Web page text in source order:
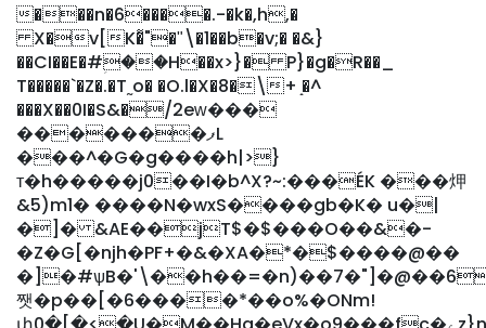
���n�6����.-�k�,h,�
X�v[K�͌"�ʺ\�1��b�v;� �&}
��CI��E�#ؚ��H��x>}� P}�g�R��_
T�����`�Z�.�T˷o� �O.l�X�8�\+ ̝�^
���X��0I�S&�/2eԝ���
�������ފL
���^�G�g����h|>}
т�h�����j0��I�b^X?~:���ÉK ���炠
&5) m1� ����N�wxS����gb�K� u�|
�]� &AE��jT$�$���O��&�-
�Z�G[�njh�PF+�&�XA�*�$����@��
쨋�p��[�6����*��o%�ONm!